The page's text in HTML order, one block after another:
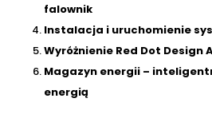
falownik
Instalacja i uruchomienie
Wyróżnienie Red Dot Design
Magazyn energii –
energią